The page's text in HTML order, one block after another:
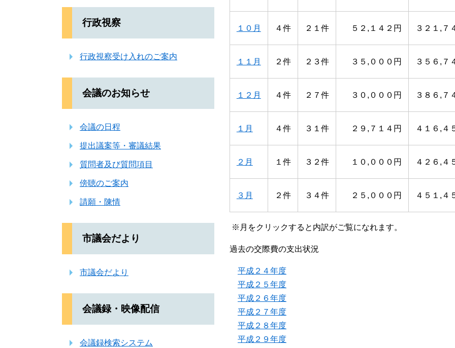
行政視察
行政視察受け入れのご案内
会議のお知らせ
会議の日程
提出議案等・審議結果
質問者及び質問項目
傍聴のご案内
請願・陳情
市議会だより
市議会だより
会議録・映像配信
会議録検索システム
１０月 ４件 ２１件 ５２,１４２円 ３２１,７
１１月 ２件 ２３件 ３５,０００円 ３５６,７
１２月 ４件 ２７件 ３０,０００円 ３８６,７
１月 ４件 ３１件 ２９,７１４円 ４１６,４
２月 １件 ３２件 １０,０００円 ４２６,４
３月 ２件 ３４件 ２５,０００円 ４５１,４
※月をクリックすると内訳がご覧になれます。
過去の交際費の支出状況
平成２４年度
平成２５年度
平成２６年度
平成２７年度
平成２８年度
平成２９年度